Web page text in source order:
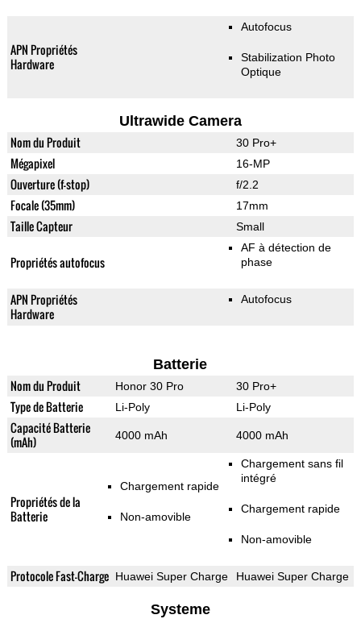
APN Propriétés
Hardware
Autofocus
Stabilization Photo
Optique
Ultrawide Camera
Nom du Produit 30 Pro+
Mégapixel 16-MP
Ouverture (f-stop) f/2.2
Focale (35mm) 17mm
Taille Capteur Small
Propriétés autofocus
AF à détection de
phase
APN Propriétés
Hardware
Autofocus
Batterie
Nom du Produit Honor 30 Pro 30 Pro+
Type de Batterie Li-Poly Li-Poly
Capacité Batterie
(mAh)
4000 mAh 4000 mAh
Propriétés de la
Batterie
Chargement rapide
Non-amovible
Chargement sans fil
intégré
Chargement rapide
Non-amovible
Protocole Fast-Charge Huawei Super Charge Huawei Super Charge
Systeme